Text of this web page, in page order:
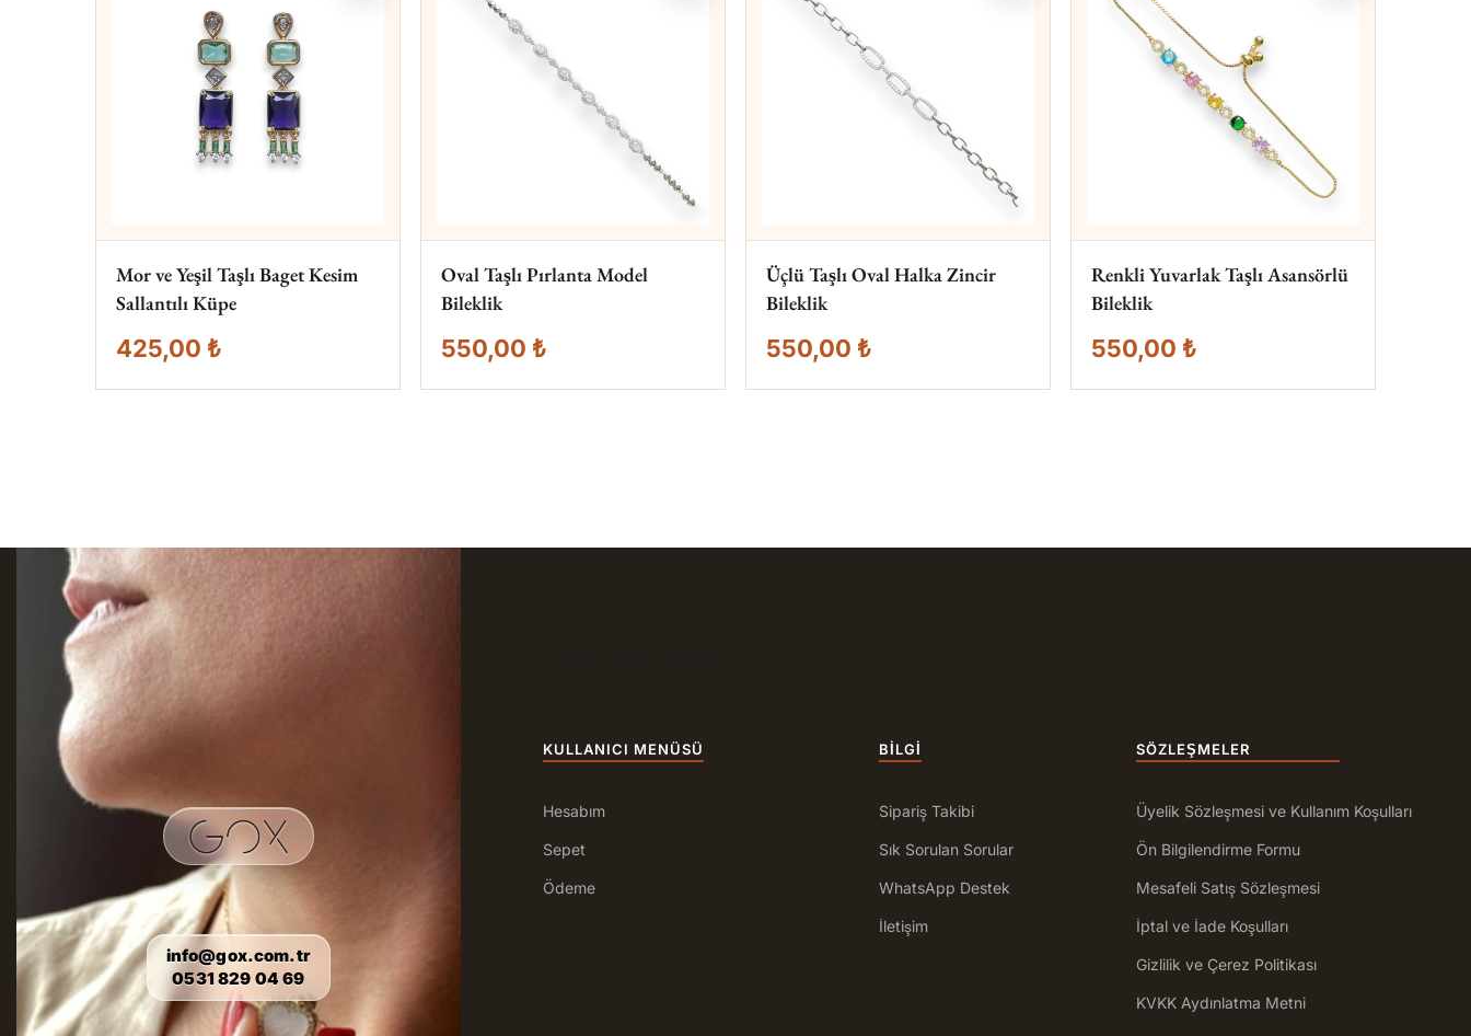
Mor ve Yeşil Taşlı Baget Kesim
Sallantılı Küpe
425,00 ₺
Oval Taşlı Pırlanta Model
Bileklik
550,00 ₺
Üçlü Taşlı Oval Halka Zincir
Bileklik
550,00 ₺
Renkli Yuvarlak Taşlı Asansörlü
Bileklik
550,00 ₺
info@gox.com.tr
0531 829 04 69
KULLANICI MENÜSÜ
Hesabım
Sepet
Ödeme
BILGI
Sipariş Takibi
Sık Sorulan Sorular
WhatsApp Destek
İletişim
SÖZLEŞMELER
Üyelik Sözleşmesi ve Kullanım Koşulları
Ön Bilgilendirme Formu
Mesafeli Satış Sözleşmesi
İptal ve İade Koşulları
Gizlilik ve Çerez Politikası
KVKK Aydınlatma Metni